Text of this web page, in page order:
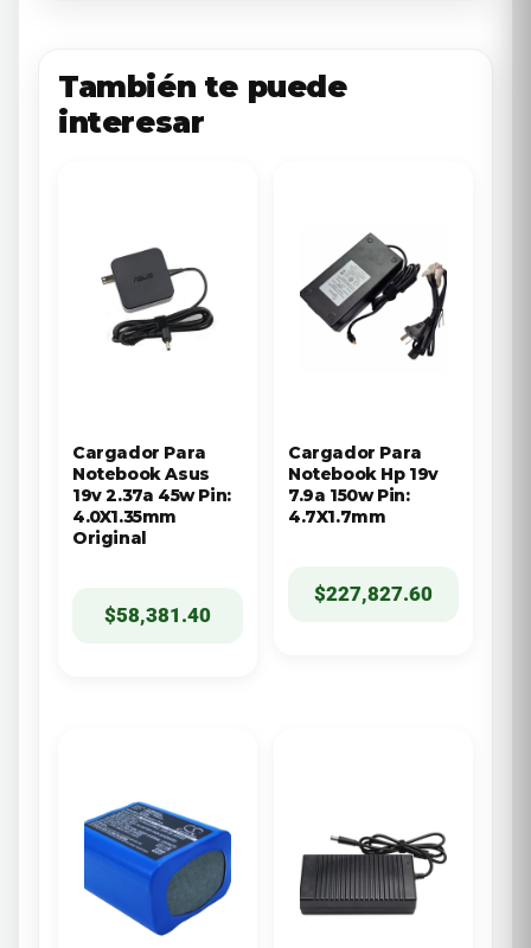
También te puede
interesar
Cargador Para
Notebook Asus
19v 2.37a 45w Pin:
4.0X1.35mm
Original
$58,381.40
Cargador Para
Notebook Hp 19v
7.9a 150w Pin:
4.7X1.7mm
$227,827.60